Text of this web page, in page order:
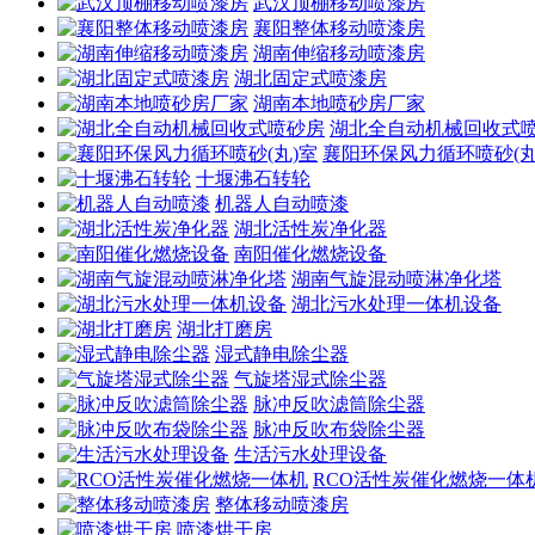
襄阳整体移动喷漆房
湖南伸缩移动喷漆房
湖北固定式喷漆房
湖南本地喷砂房厂家
湖北全自动机械回收式
襄阳环保风力循环喷砂(
十堰沸石转轮
机器人自动喷漆
湖北活性炭净化器
南阳催化燃烧设备
湖南气旋混动喷淋净化塔
湖北污水处理一体机设备
湖北打磨房
湿式静电除尘器
气旋塔湿式除尘器
脉冲反吹滤筒除尘器
脉冲反吹布袋除尘器
生活污水处理设备
RCO活性炭催化燃烧一体
整体移动喷漆房
喷漆烘干房